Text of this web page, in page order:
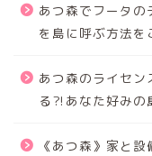
あつ森でフータの
を島に呼ぶ方法
あつ森のライセン
る⁈あなた好みの
《あつ森》家と